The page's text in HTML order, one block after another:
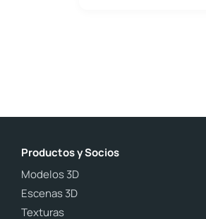
Productos y Socios
Modelos 3D
Escenas 3D
Texturas